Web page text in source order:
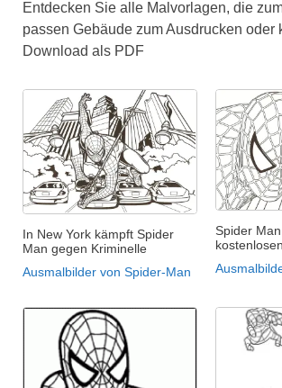
Entdecken Sie alle Malvorlagen, die
passen Gebäude zum Ausdrucken oder
Download als PDF
In New York kämpft Spider
Man gegen Kriminelle
Ausmalbilder von Spider-Man
Spider